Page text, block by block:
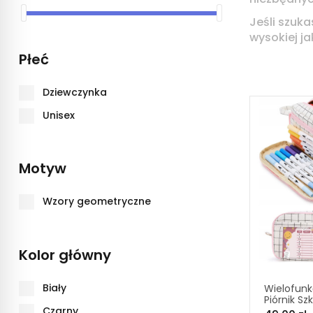
Jeśli
wysokiej
Piórnik
Płeć
Dziewczynka
Unisex
Motyw
Wzory geometryczne
Kolor główny
Biały